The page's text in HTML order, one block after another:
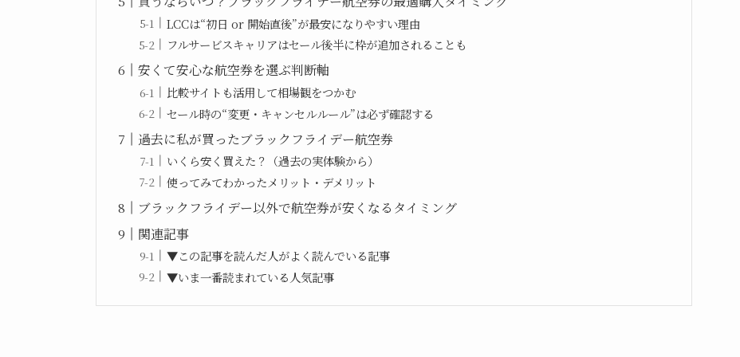
LCCは“初日 or 開始直後”が最安になりやすい理由
フルサービスキャリアはセール後半に枠が追加されることも
安くて安心な航空券を選ぶ判断軸
比較サイトも活用して相場観をつかむ
セール時の“変更・キャンセルルール”は必ず確認する
過去に私が買ったブラックフライデー航空券
いくら安く買えた？（過去の実体験から）
使ってみてわかったメリット・デメリット
ブラックフライデー以外で航空券が安くなるタイミング
関連記事
▼この記事を読んだ人がよく読んでいる記事
▼いま一番読まれている人気記事